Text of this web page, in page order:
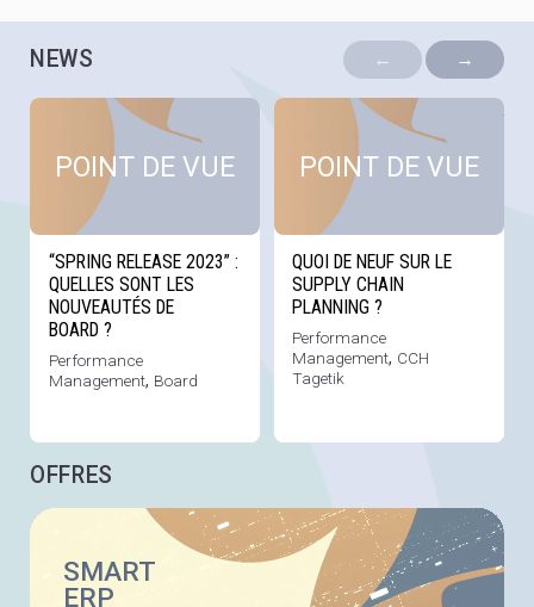
NEWS ← →
POINT DE VUE
“SPRING RELEASE 2023” :
QUELLES SONT LES
NOUVEAUTÉS DE
BOARD ?
Performance
Management, Board
Voir cette news
POINT DE VUE
QUOI DE NEUF SUR LE
SUPPLY CHAIN
PLANNING ?
Performance
Management, CCH
Tagetik
OFFRES
SMART
ERP